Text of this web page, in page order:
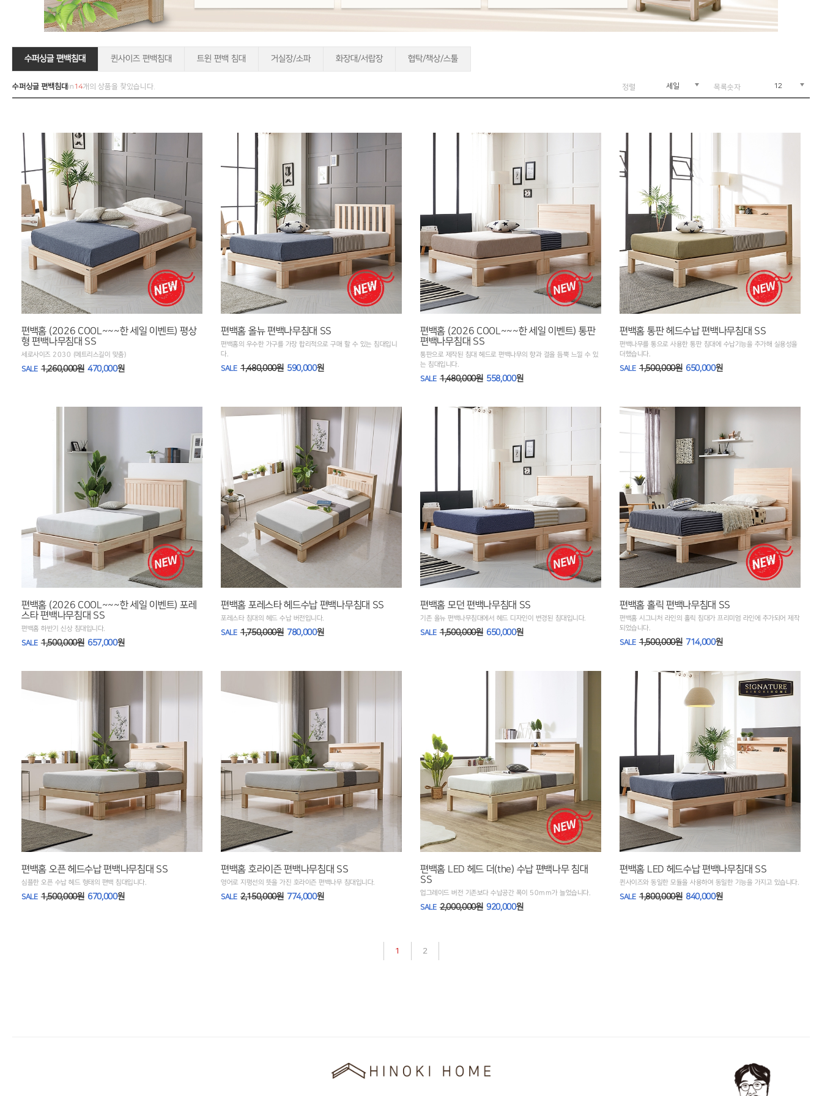
수퍼싱글 편백침대 퀸사이즈 편백침대 트윈 편백 침대 거실장/소파 화장대/서랍장 협탁/책상/스툴
수퍼싱글 편백침대 in14개의 상품을 찾았습니다. 정렬 세일 목록숫자 12
편백홈 (2026 COOL~~~한 세일 이벤트) 평상
형 편백나무침대 SS
세로사이즈 2030 (메트리스길이 맞춤)
SALE 1,260,000원 470,000원
편백홈 올뉴 편백나무침대 SS
편백홈의 우수한 가구를 가장 합리적으로 구매 할 수 있는 침대입니
다.
SALE 1,480,000원 590,000원
편백홈 (2026 COOL~~~한 세일 이벤트) 통판
편백나무침대 SS
통판으로 제작된 침대 헤드로 편백나무의 향과 결을 듬뿍 느낄 수 있
는 침대입니다.
SALE 1,480,000원 558,000원
편백홈 통판 헤드수납 편백나무침대 SS
편백나무를 통으로 사용한 통판 침대에 수납기능을 추가해 실용성을
더했습니다.
SALE 1,500,000원 650,000원
편백홈 (2026 COOL~~~한 세일 이벤트) 포레
스타 편백나무침대 SS
편백홈 하반기 신상 침대입니다.
SALE 1,500,000원 657,000원
편백홈 포레스타 헤드수납 편백나무침대 SS
포레스타 침대의 헤드 수납 버전입니다.
SALE 1,750,000원 780,000원
편백홈 모던 편백나무침대 SS
기존 올뉴 편백나무침대에서 헤드 디자인이 변경된 침대입니다.
SALE 1,500,000원 650,000원
편백홈 홀릭 편백나무침대 SS
편백홈 시그니처 라인의 홀릭 침대가 프리미엄 라인에 추가되어 제작
되었습니다.
SALE 1,500,000원 714,000원
편백홈 오픈 헤드수납 편백나무침대 SS
심플한 오픈 수납 헤드 형태의 편백 침대입니다.
SALE 1,500,000원 670,000원
편백홈 호라이즌 편백나무침대 SS
영어로 지평선의 뜻을 가진 호라이즌 편백나무 침대입니다.
SALE 2,150,000원 774,000원
편백홈 LED 헤드 더(the) 수납 편백나무 침대
SS
업그레이드 버전 기존보다 수납공간 폭이 50mm가 늘었습니다.
SALE 2,000,000원 920,000원
편백홈 LED 헤드수납 편백나무침대 SS
퀸사이즈와 동일한 모듈을 사용하여 동일한 기능을 가지고 있습니다.
SALE 1,800,000원 840,000원
1 2